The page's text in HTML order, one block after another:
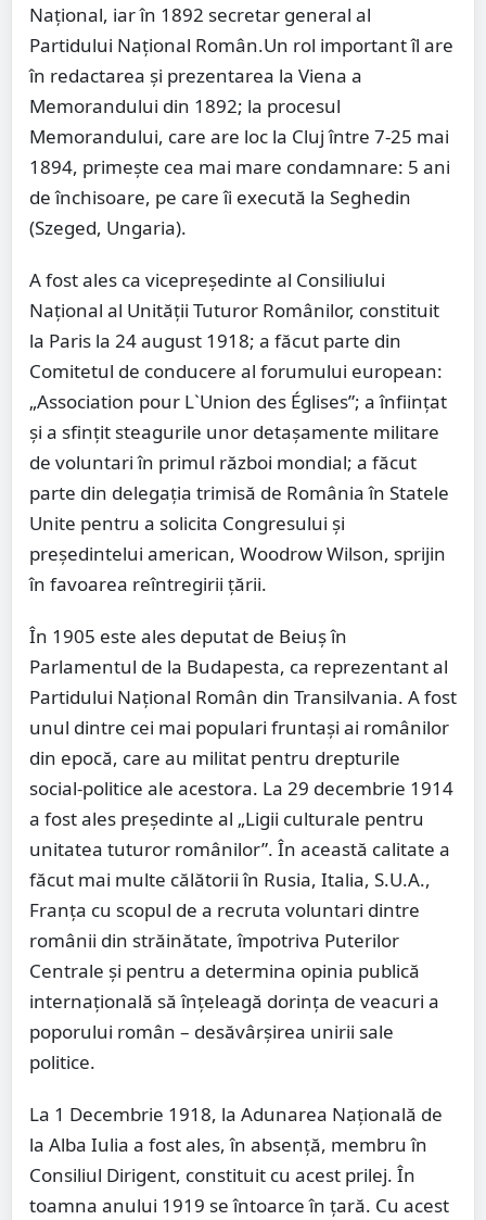
Naţional, iar în 1892 secretar general al
Partidului Naţional Român.Un rol important îl are
în redactarea şi prezentarea la Viena a
Memorandului din 1892; la procesul
Memorandului, care are loc la Cluj între 7-25 mai
1894, primeşte cea mai mare condamnare: 5 ani
de închisoare, pe care îi execută la Seghedin
(Szeged, Ungaria).
A fost ales ca vicepreşedinte al Consiliului
Naţional al Unităţii Tuturor Românilor, constituit
la Paris la 24 august 1918; a făcut parte din
Comitetul de conducere al forumului european:
„Association pour L`Union des Églises”; a înfiinţat
şi a sfinţit steagurile unor detaşamente militare
de voluntari în primul război mondial; a făcut
parte din delegaţia trimisă de România în Statele
Unite pentru a solicita Congresului şi
preşedintelui american, Woodrow Wilson, sprijin
în favoarea reîntregirii ţării.
În 1905 este ales deputat de Beiuş în
Parlamentul de la Budapesta, ca reprezentant al
Partidului Naţional Român din Transilvania. A fost
unul dintre cei mai populari fruntaşi ai românilor
din epocă, care au militat pentru drepturile
social-politice ale acestora. La 29 decembrie 1914
a fost ales preşedinte al „Ligii culturale pentru
unitatea tuturor românilor”. În această calitate a
făcut mai multe călătorii în Rusia, Italia, S.U.A.,
Franţa cu scopul de a recruta voluntari dintre
românii din străinătate, împotriva Puterilor
Centrale şi pentru a determina opinia publică
internaţională să înţeleagă dorinţa de veacuri a
poporului român – desăvârşirea unirii sale
politice.
La 1 Decembrie 1918, la Adunarea Naţională de
la Alba Iulia a fost ales, în absenţă, membru în
Consiliul Dirigent, constituit cu acest prilej. În
toamna anului 1919 se întoarce în ţară. Cu acest